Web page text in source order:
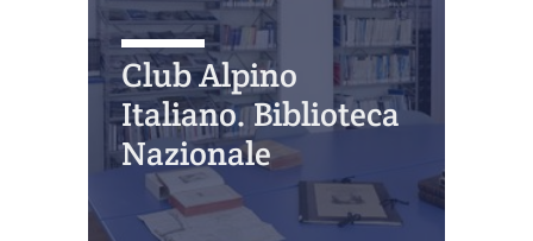
Club Alpino
Italiano. Biblioteca
Nazionale